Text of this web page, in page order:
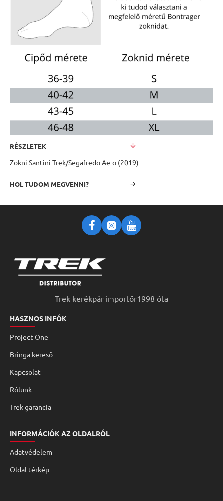
RÉSZLETEK
Zokni Santini Trek/Segafredo Aero (2019)
HOL TUDOM MEGVENNI?
Trek kerékpár importőr1998 óta
HASZNOS INFÓK
Project One
Bringa kereső
Kapcsolat
Rólunk
Trek garancia
INFORMÁCIÓK AZ OLDALRÓL
Adatvédelem
Oldal térkép